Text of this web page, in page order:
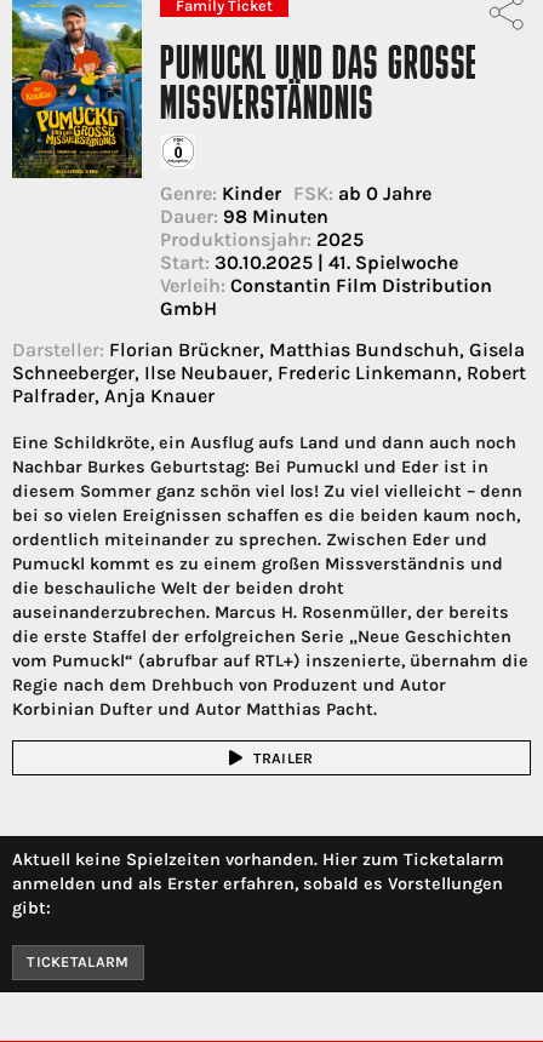
Family Ticket
PUMUCKL UND DAS GROSSE M
ISSVERSTÄNDNIS
Genre: Kinder FSK: ab 0 Jahre
Dauer: 98 Minuten
Produktionsjahr: 2025
Start: 30.10.2025 | 41. Spielwoche
Verleih: Constantin Film Distribution
GmbH
Darsteller: Florian Brückner, Matthias Bundschuh, Gisela
Schneeberger, Ilse Neubauer, Frederic Linkemann, Robert
Palfrader, Anja Knauer
Eine Schildkröte, ein Ausflug aufs Land und dann auch noch
Nachbar Burkes Geburtstag: Bei Pumuckl und Eder ist in
diesem Sommer ganz schön viel los! Zu viel vielleicht – denn
bei so vielen Ereignissen schaffen es die beiden kaum noch,
ordentlich miteinander zu sprechen. Zwischen Eder und
Pumuckl kommt es zu einem großen Missverständnis und
die beschauliche Welt der beiden droht
auseinanderzubrechen. Marcus H. Rosenmüller, der bereits
die erste Staffel der erfolgreichen Serie „Neue Geschichten
vom Pumuckl“ (abrufbar auf RTL+) inszenierte, übernahm die
Regie nach dem Drehbuch von Produzent und Autor
Korbinian Dufter und Autor Matthias Pacht.
TRAILER
Aktuell keine Spielzeiten vorhanden. Hier zum Ticketalarm
anmelden und als Erster erfahren, sobald es Vorstellungen
gibt:
TICKETALARM